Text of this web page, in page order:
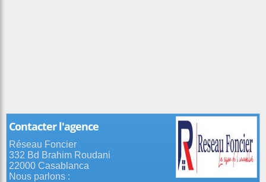
Contacter l'agence
Réseau Foncier
332 Bd Brahim Roudani
22000 Casablanca
Nous parlons :